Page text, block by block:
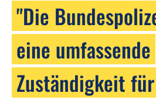
"Die
eine umfassende
Zuständigkeit